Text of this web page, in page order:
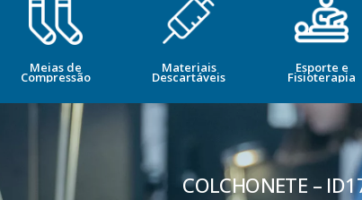
Meias de
Compressão
Materiais
Descartáveis
Esporte e
Fisioterapia
COLCHONETE –